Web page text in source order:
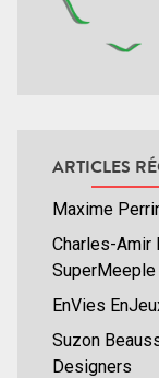
ARTICLES
Maxime
Charles-Amir
SuperMeeple
EnVies
Suzon
Designers